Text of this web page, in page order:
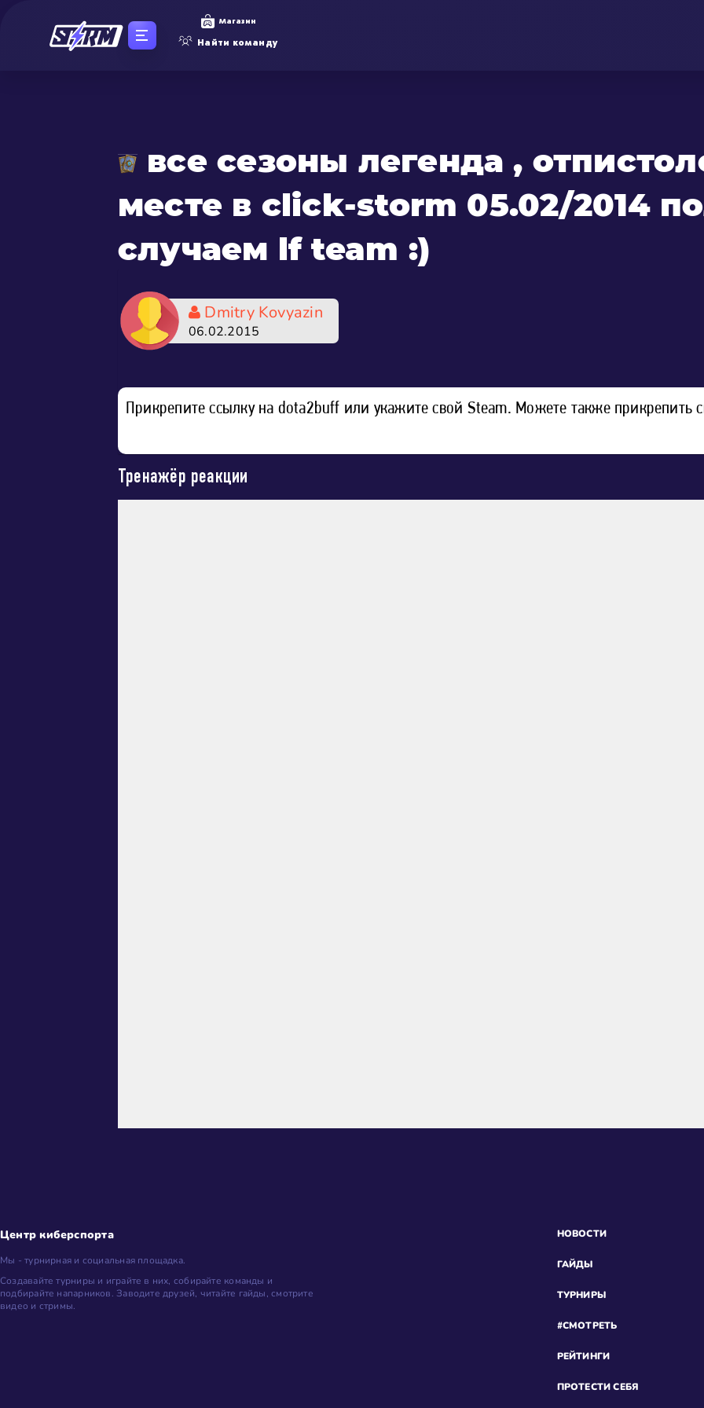
Магазин
Найти команду
все сезоны легенда ,
месте в click-storm 05.02/2014
случаем lf team :)
Dmitry Kovyazin
06.02.2015
Прикрепите ссылку на dota2buff или укажите свой Steam. Можете также прикрепить
Тренажёр реакции
Центр киберспорта
Мы - турнирная и социальная площадка.
Создавайте турниры и играйте в них, собирайте команды и
подбирайте напарников. Заводите друзей, читайте гайды, смотрите
видео и стримы.
НОВОСТИ
ГАЙДЫ
ТУРНИРЫ
#СМОТРЕТЬ
РЕЙТИНГИ
ПРОТЕСТИ СЕБЯ